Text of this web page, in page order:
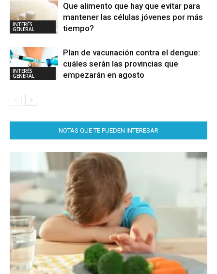
INTERÉS
GENERAL
Que alimento que hay que evitar para
mantener las células jóvenes por más
tiempo?
INTERÉS
GENERAL
Plan de vacunación contra el dengue:
cuáles serán las provincias que
empezarán en agosto
NOTAS QUE TE PUEDEN INTERESAR